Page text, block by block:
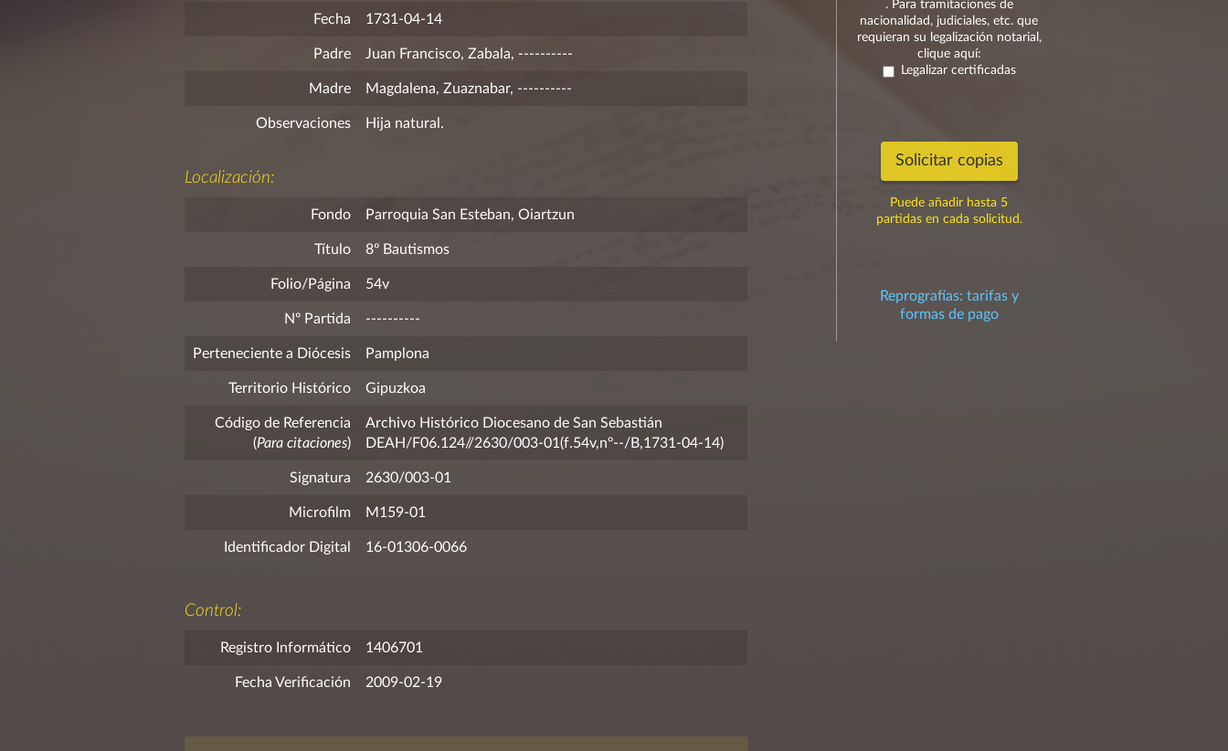
. Para tramitaciones de
nacionalidad, judiciales, etc. que
requieran su legalización notarial,
clique aquí:
Legalizar certificadas
Solicitar copias
Puede añadir hasta 5
partidas en cada solicitud.
Reprografías: tarifas y
formas de pago
Fecha 1731-04-14
Padre Juan Francisco, Zabala, ----------
Madre Magdalena, Zuaznabar, ----------
Observaciones Hija natural.
Localización:
Fondo Parroquia San Esteban, Oiartzun
Título 8º Bautismos
Folio/Página 54v
Nº Partida ----------
Perteneciente a Diócesis Pamplona
Territorio Histórico Gipuzkoa
Código de Referencia
(Para citaciones)
Archivo Histórico Diocesano de San Sebastián
DEAH/F06.124//2630/003-01(f.54v,nº--/B,1731-04-14)
Signatura 2630/003-01
Microfilm M159-01
Identificador Digital 16-01306-0066
Control:
Registro Informático 1406701
Fecha Verificación 2009-02-19